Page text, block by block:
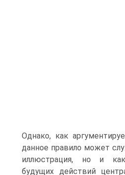
Однако, как
данное правило может
иллюстрация, но и
будущих действий